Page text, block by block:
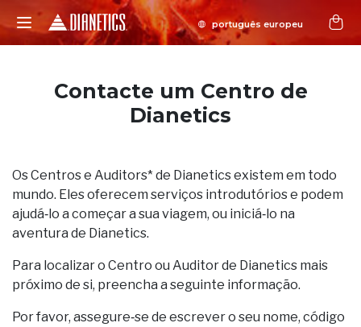
Contacte um Centro de
Dianetics
Os Centros e Auditors* de Dianetics existem em todo
mundo. Eles oferecem serviços introdutórios e podem
ajudá‑lo a começar a sua viagem, ou iniciá‑lo na
aventura de Dianetics.
Para localizar o Centro ou Auditor de Dianetics mais
próximo de si, preencha a seguinte informação.
Por favor, assegure‑se de escrever o seu nome, código